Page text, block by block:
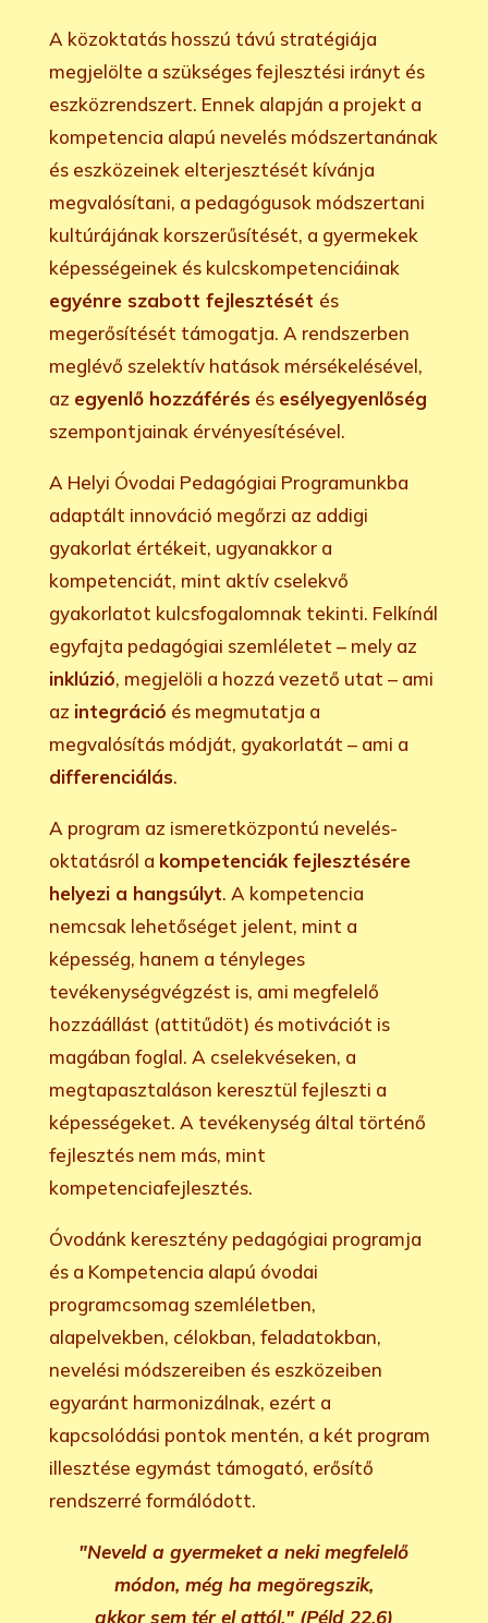
A közoktatás hosszú távú stratégiája
megjelölte a szükséges fejlesztési irányt és
eszközrendszert. Ennek alapján a projekt a
kompetencia alapú nevelés módszertanának
és eszközeinek elterjesztését kívánja
megvalósítani, a pedagógusok módszertani
kultúrájának korszerűsítését, a gyermekek
képességeinek és kulcskompetenciáinak
egyénre szabott fejlesztését és
megerősítését támogatja. A rendszerben
meglévő szelektív hatások mérsékelésével,
az egyenlő hozzáférés és esélyegyenlőség
szempontjainak érvényesítésével.
A Helyi Óvodai Pedagógiai Programunkba
adaptált innováció megőrzi az addigi
gyakorlat értékeit, ugyanakkor a
kompetenciát, mint aktív cselekvő
gyakorlatot kulcsfogalomnak tekinti. Felkínál
egyfajta pedagógiai szemléletet – mely az
inklúzió, megjelöli a hozzá vezető utat – ami
az integráció és megmutatja a
megvalósítás módját, gyakorlatát – ami a
differenciálás.
A program az ismeretközpontú nevelés-
oktatásról a kompetenciák fejlesztésére
helyezi a hangsúlyt. A kompetencia
nemcsak lehetőséget jelent, mint a
képesség, hanem a tényleges
tevékenységvégzést is, ami megfelelő
hozzáállást (attitűdöt) és motivációt is
magában foglal. A cselekvéseken, a
megtapasztaláson keresztül fejleszti a
képességeket. A tevékenység által történő
fejlesztés nem más, mint
kompetenciafejlesztés.
Óvodánk keresztény pedagógiai programja
és a Kompetencia alapú óvodai
programcsomag szemléletben,
alapelvekben, célokban, feladatokban,
nevelési módszereiben és eszközeiben
egyaránt harmonizálnak, ezért a
kapcsolódási pontok mentén, a két program
illesztése egymást támogató, erősítő
rendszerré formálódott.
"Neveld a gyermeket a neki megfelelő
módon, még ha megöregszik,
akkor sem tér el attól." (Péld 22,6)